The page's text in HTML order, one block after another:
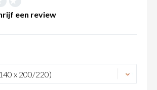
een review